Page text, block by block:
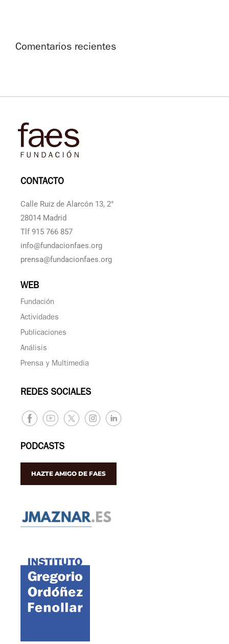
Comentarios recientes
CONTACTO
Calle Ruiz de Alarcón 13, 2°
28014 Madrid
Tlf 915 766 857
info@fundacionfaes.org
prensa@fundacionfaes.org
WEB
Fundación
Actividades
Publicaciones
Análisis
Prensa y Multimedia
REDES SOCIALES
PODCASTS
HAZTE AMIGO DE FAES